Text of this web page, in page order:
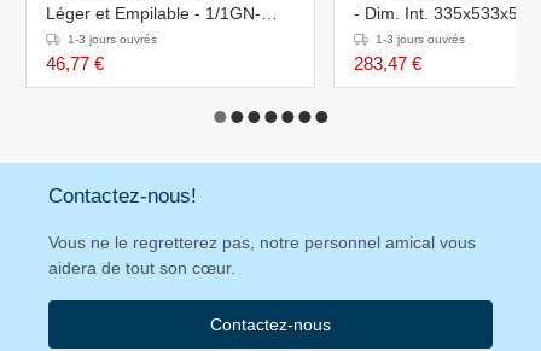
Léger et Empilable - 1/1GN-
200mm
1-3 jours ouvrés
46,77 €
- Dim. Int.
Glissières Pour Bacs
1-3 jours ouvrés
283,47 €
Contactez-nous!
Vous ne le regretterez pas, notre personnel amical vous
aidera de tout son cœur.
Contactez-nous